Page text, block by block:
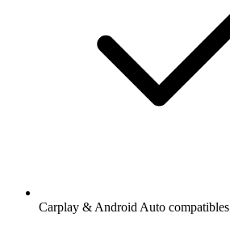
Carplay & Android Auto compatibles